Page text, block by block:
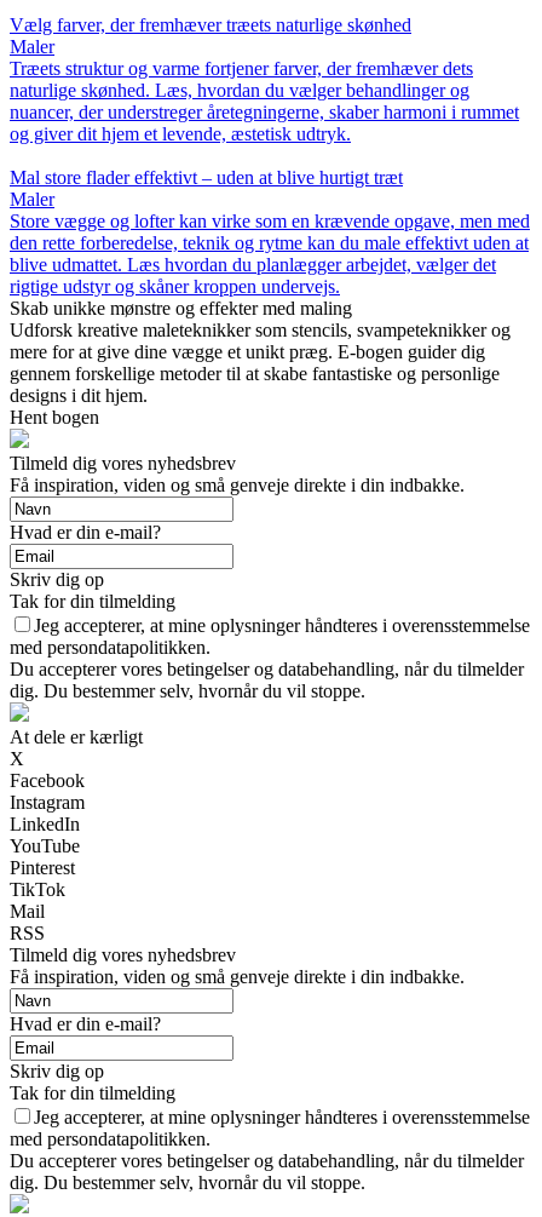
Vælg farver, der fremhæver træets naturlige skønhed
Maler
Træets struktur og varme fortjener farver, der fremhæver dets
naturlige skønhed. Læs, hvordan du vælger behandlinger og
nuancer, der understreger åretegningerne, skaber harmoni i rummet
og giver dit hjem et levende, æstetisk udtryk.
Mal store flader effektivt – uden at blive hurtigt træt
Maler
Store vægge og lofter kan virke som en krævende opgave, men med
den rette forberedelse, teknik og rytme kan du male effektivt uden at
blive udmattet. Læs hvordan du planlægger arbejdet, vælger det
rigtige udstyr og skåner kroppen undervejs.
Skab unikke mønstre og effekter med maling
Udforsk kreative maleteknikker som stencils, svampeteknikker og
mere for at give dine vægge et unikt præg. E-bogen guider dig
gennem forskellige metoder til at skabe fantastiske og personlige
designs i dit hjem.
Hent bogen
Tilmeld dig vores nyhedsbrev
Få inspiration, viden og små genveje direkte i din indbakke.
Hvad er din e-mail?
Skriv dig op
Tak for din tilmelding
Jeg accepterer, at mine oplysninger håndteres i overensstemmelse
med persondatapolitikken.
Du accepterer vores betingelser og databehandling, når du tilmelder
dig. Du bestemmer selv, hvornår du vil stoppe.
At dele er kærligt
X
Facebook
Instagram
LinkedIn
YouTube
Pinterest
TikTok
Mail
RSS
Tilmeld dig vores nyhedsbrev
Få inspiration, viden og små genveje direkte i din indbakke.
Hvad er din e-mail?
Skriv dig op
Tak for din tilmelding
Jeg accepterer, at mine oplysninger håndteres i overensstemmelse
med persondatapolitikken.
Du accepterer vores betingelser og databehandling, når du tilmelder
dig. Du bestemmer selv, hvornår du vil stoppe.